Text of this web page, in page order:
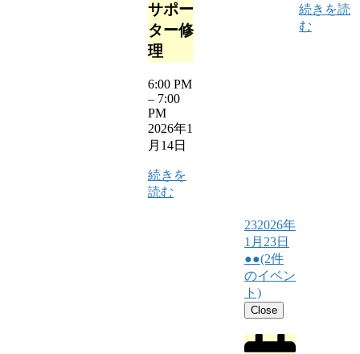
サポー
ター修
理
6:00 PM
– 7:00
PM
2026年1
月14日
続きを
読む
続きを読
む
232026年
1月23日
●●(2件
のイベン
ト)
Close